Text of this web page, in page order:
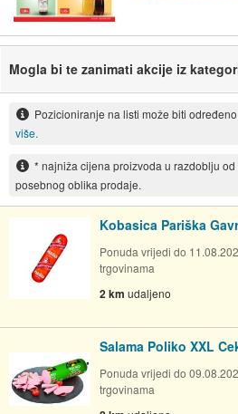
Mogla bi te zanimati akcije iz
Pozicioniranje na listi može biti
više.
* najniža cijena proizvoda u razdoblju
posebnog oblika prodaje.
Kobasica Pariška
Ponuda vrijedi do
trgovinama
2 km udaljeno
Salama Poliko XXL
Ponuda vrijedi do
trgovinama